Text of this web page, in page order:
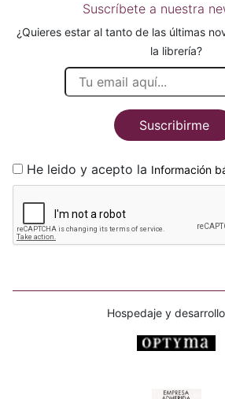
Suscríbete a nuestra
¿Quieres estar al tanto de las últimas
la librería?
Suscribirme
He leido y acepto la Información
Hospedaje y